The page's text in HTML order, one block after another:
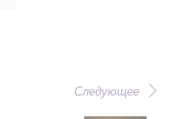
Следующее